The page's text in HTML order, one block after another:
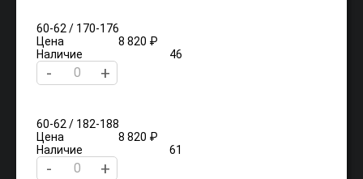
60-62 / 170-176
Цена
8 820 ₽
Наличие
46
- +
60-62 / 182-188
Цена
8 820 ₽
Наличие
61
- +